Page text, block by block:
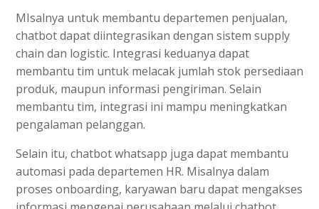
MIsalnya untuk membantu departemen penjualan,
chatbot dapat diintegrasikan dengan sistem supply
chain dan logistic. Integrasi keduanya dapat
membantu tim untuk melacak jumlah stok persediaan
produk, maupun informasi pengiriman. Selain
membantu tim, integrasi ini mampu meningkatkan
pengalaman pelanggan.
Selain itu, chatbot whatsapp juga dapat membantu
automasi pada departemen HR. Misalnya dalam
proses onboarding, karyawan baru dapat mengakses